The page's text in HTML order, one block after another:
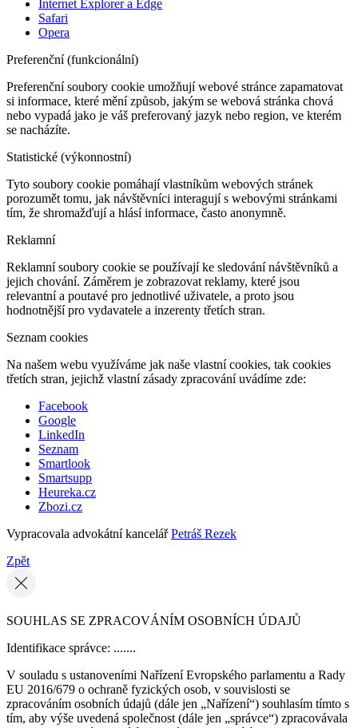
Internet Explorer a Edge
Safari
Opera
Preferenční (funkcionální)
Preferenční soubory cookie umožňují webové stránce zapamatovat
si informace, které mění způsob, jakým se webová stránka chová
nebo vypadá jako je váš preferovaný jazyk nebo region, ve kterém
se nacházíte.
Statistické (výkonnostní)
Tyto soubory cookie pomáhají vlastníkům webových stránek
porozumět tomu, jak návštěvníci interagují s webovými stránkami
tím, že shromažďují a hlásí informace, často anonymně.
Reklamní
Reklamní soubory cookie se používají ke sledování návštěvníků a
jejich chování. Záměrem je zobrazovat reklamy, které jsou
relevantní a poutavé pro jednotlivé uživatele, a proto jsou
hodnotnější pro vydavatele a inzerenty třetích stran.
Seznam cookies
Na našem webu využíváme jak naše vlastní cookies, tak cookies
třetích stran, jejichž vlastní zásady zpracování uvádíme zde:
Facebook
Google
LinkedIn
Seznam
Smartlook
Smartsupp
Heureka.cz
Zbozi.cz
Vypracovala advokátní kancelářPetráš Rezek
Zpět
SOUHLAS SE ZPRACOVÁNÍM OSOBNÍCH ÚDAJŮ
Identifikace správce: .......
V souladu s ustanoveními Nařízení Evropského parlamentu a Rady
EU 2016/679 o ochraně fyzických osob, v souvislosti se
zpracováním osobních údajů (dále jen „Nařízení“) souhlasím tímto s
tím, aby výše uvedená společnost (dále jen „správce“) zpracovávala